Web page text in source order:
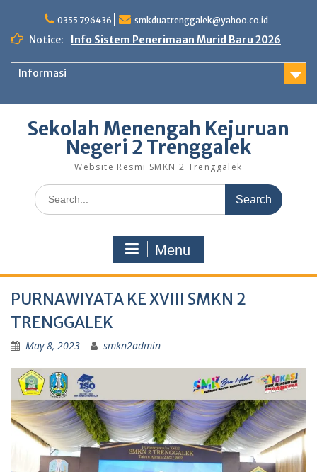
0355 796436 smkduatrenggalek@yahoo.co.id
Notice: Info Sistem Penerimaan Murid Baru 2026
Informasi
Sekolah Menengah Kejuruan
Negeri 2 Trenggalek
Website Resmi SMKN 2 Trenggalek
Menu
PURNAWIYATA KE XVIII SMKN 2
TRENGGALEK
May 8, 2023 smkn2admin